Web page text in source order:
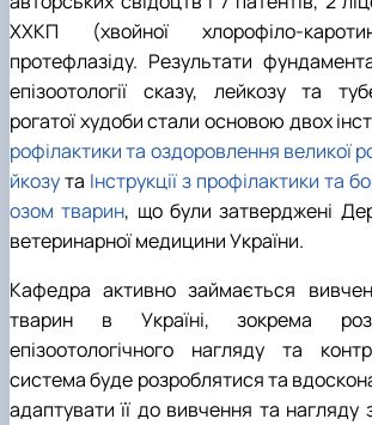
Звіти гуртка та
Фотогалерея
Звіти гуртка та
Фотогалерея
Звіти гуртка та
ХХКП (хвойної хлорофіло-
протефлазіду. Результати
епізоотології сказу, лейкозу та
рогатої худоби стали основою двох
рофілактики та оздоровлення великої
йкозута Інструкції з профілактики та
озом тварин, що були затверджені
ветеринарної медицини України.
Кафедра активно займається
тварин в Україні, зокрема
епізоотологічного нагляду та
система буде розроблятися та
адаптувати її до вивчення та